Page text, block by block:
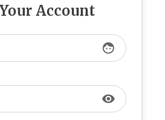
Account
face
visibility